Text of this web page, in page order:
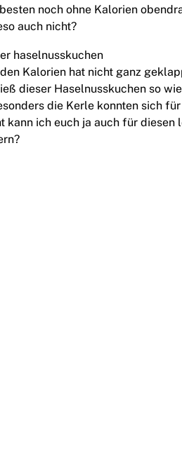
noch ohne Kalorien
auch nicht?
Kalorien hat nicht ganz
dieser Haselnusskuchen so
die Kerle konnten sich
kann ich euch ja auch für diesen